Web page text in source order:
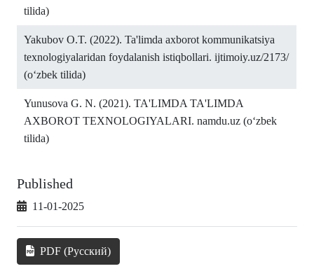
tilida)
Yakubov O.T. (2022). Ta'limda axborot kommunikatsiya
texnologiyalaridan foydalanish istiqbollari. ijtimoiy.uz/2173/
(o‘zbek tilida)
Yunusova G. N. (2021). TA'LIMDA TA'LIMDA
AXBOROT TEXNOLOGIYALARI. namdu.uz (o‘zbek
tilida)
Published
11-01-2025
PDF (Русский)